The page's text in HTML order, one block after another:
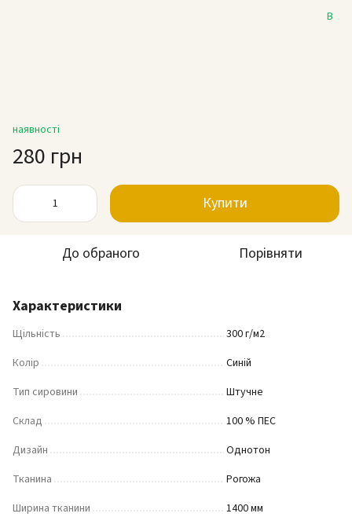
В
наявності
280 грн
Купити
До обраного Порівняти
Характеристики
Щільність
300 г/м2
Колір
Синій
Тип сировини
Штучне
Склад
100 % ПЕС
Дизайн
Однотон
Тканина
Рогожа
Ширина тканини
1400 мм